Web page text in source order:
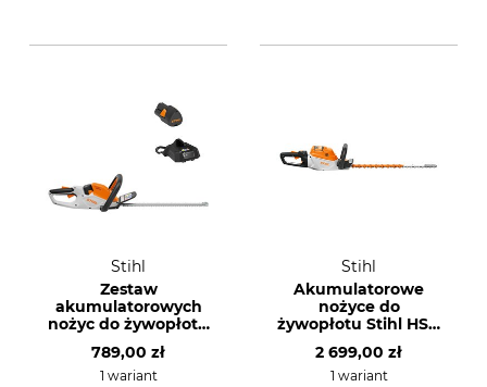
Stihl
Zestaw
akumulatorowych
nożyc do żywopłotu
Stihl HSA 30 z AS 2 i
ładowarką
789,00 zł
1 wariant
Stihl
Akumulatorowe
nożyce do
żywopłotu Stihl HSA
akumulatora i
ładowarki
2 699,00 zł
1 wariant